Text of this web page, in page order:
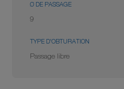
Ø DE PASSAGE
9
TYPE D'OBTURATION
Passage libre